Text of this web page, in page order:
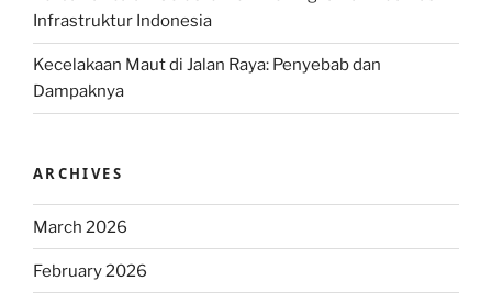
Infrastruktur Indonesia
Kecelakaan Maut di Jalan Raya: Penyebab dan
Dampaknya
ARCHIVES
March 2026
February 2026